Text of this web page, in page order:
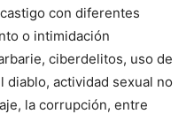
con diferentes
o intimidación
ciberdelitos, uso de
diablo, actividad sexual no
la corrupción, entre